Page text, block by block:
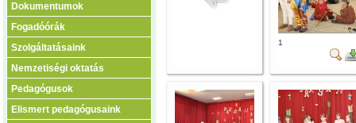
Dokumentumok
Fogadóórák
Szolgáltatásaink
Nemzetiségi oktatás
Pedagógusok
Elismert pedagógusaink
1